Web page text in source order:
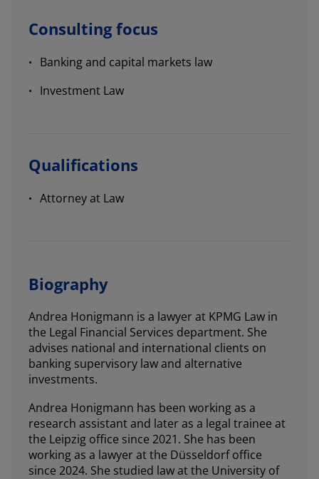
Consulting focus
Banking and capital markets law
Investment Law
Qualifications
Attorney at Law
Biography
Andrea Honigmann is a lawyer at KPMG Law in
the Legal Financial Services department. She
advises national and international clients on
banking supervisory law and alternative
investments.
Andrea Honigmann has been working as a
research assistant and later as a legal trainee at
the Leipzig office since 2021. She has been
working as a lawyer at the Düsseldorf office
since 2024. She studied law at the University of